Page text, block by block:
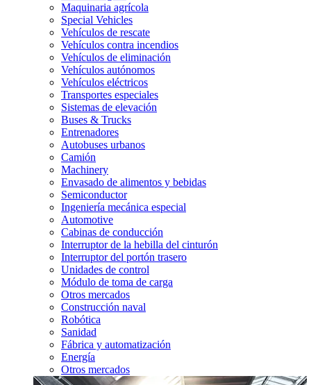
Maquinaria agrícola
Special Vehicles
Vehículos de rescate
Vehículos contra incendios
Vehículos de eliminación
Vehículos autónomos
Vehículos eléctricos
Transportes especiales
Sistemas de elevación
Buses & Trucks
Entrenadores
Autobuses urbanos
Camión
Machinery
Envasado de alimentos y bebidas
Semiconductor
Ingeniería mecánica especial
Automotive
Cabinas de conducción
Interruptor de la hebilla del cinturón
Interruptor del portón trasero
Unidades de control
Módulo de toma de carga
Otros mercados
Construcción naval
Robótica
Sanidad
Fábrica y automatización
Energía
Otros mercados